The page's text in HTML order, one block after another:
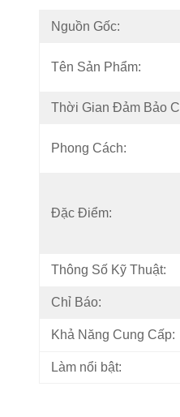
Nguồn Gốc:
Tên Sản Phẩm:
Thời Gian Đảm Bảo
Phong Cách:
Đặc Điểm:
Thông Số Kỹ Thuật:
Chỉ Báo:
Khả Năng Cung Cấp:
Làm nổi bật: